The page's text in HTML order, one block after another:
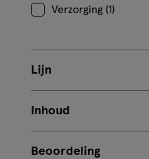
Verzorging (1)
Lijn
Inhoud
Beoordeling